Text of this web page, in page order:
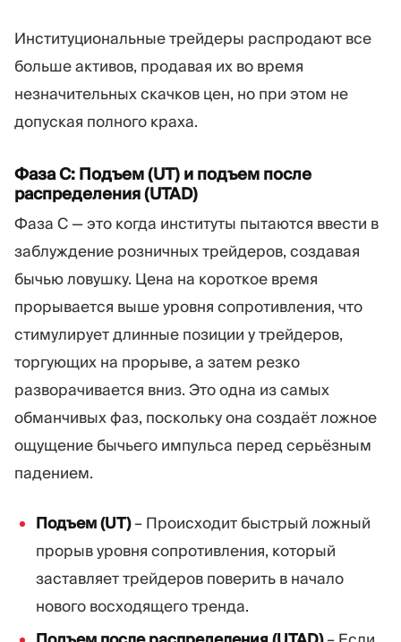
Институциональные трейдеры распродают все
больше активов, продавая их во время
незначительных скачков цен, но при этом не
допуская полного краха.
Фаза C: Подъем (UT) и подъем после
распределения (UTAD)
Фаза C — это когда институты пытаются ввести в
заблуждение розничных трейдеров, создавая
бычью ловушку. Цена на короткое время
прорывается выше уровня сопротивления, что
стимулирует длинные позиции у трейдеров,
торгующих на прорыве, а затем резко
разворачивается вниз. Это одна из самых
обманчивых фаз, поскольку она создаёт ложное
ощущение бычьего импульса перед серьёзным
падением.
Подъем (UT)– Происходит быстрый ложный
прорыв уровня сопротивления, который
заставляет трейдеров поверить в начало
нового восходящего тренда.